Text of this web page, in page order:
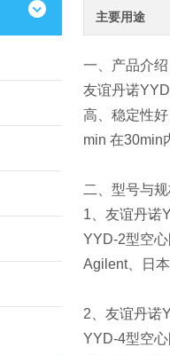
主要用途
一、产品介
友谊丹诺
高、稳定性
min 在30min
二、型号与
1、友谊丹诺
YYD-2型空
Agilent、日
2、友谊丹诺
YYD-4型空